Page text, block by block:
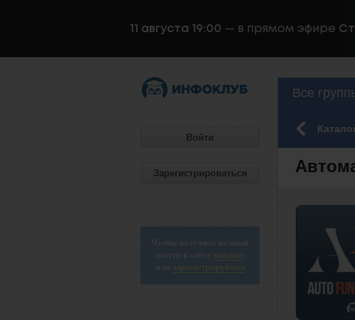
11 августа 19:00 — в прямом эфире
Войти
Зарегистрироваться
Чтобы получить полный
доступ к сайту войдите
или
зарегистрируйтесь
Все